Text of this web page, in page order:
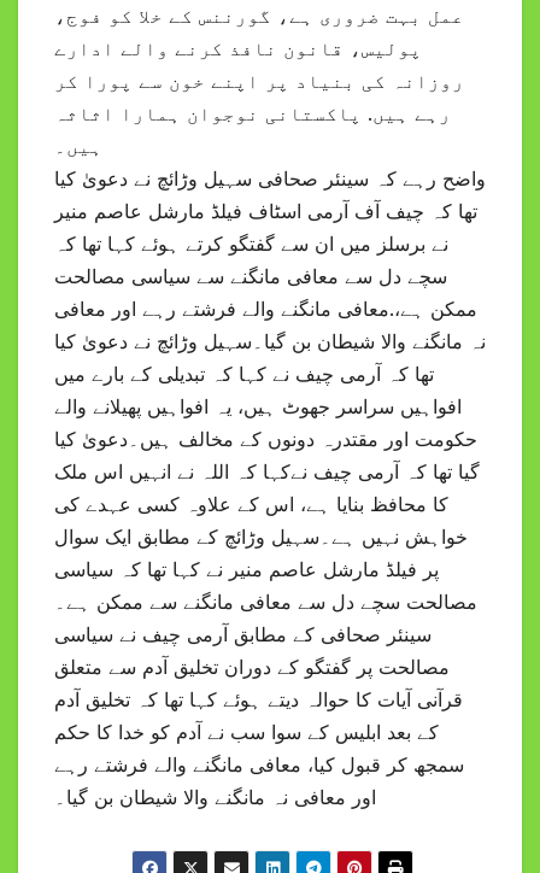
عمل بہت ضروری ہے، گورننس کے خلا کو فوج،
پولیس، قانون نافذ کرنے والے ادارے
روزانہ کی بنیاد پر اپنے خون سے پورا کر
رہے ہیں. پاکستانی نوجوان ہمارا اثاثہ
ہیں۔
واضح رہے کہ سینئر صحافی سہیل وڑائچ نے دعویٰ کیا
تھا کہ چیف آف آرمی اسٹاف فیلڈ مارشل عاصم منیر
نے برسلز میں ان سے گفتگو کرتے ہوئے کہا تھا کہ
سچے دل سے معافی مانگنے سے سیاسی مصالحت
ممکن ہے،.معافی مانگنے والے فرشتے رہے اور معافی
نہ مانگنے والا شیطان بن گیا۔سہیل وڑائچ نے دعویٰ کیا
تھا کہ آرمی چیف نے کہا کہ تبدیلی کے بارے میں
افواہیں سراسر جھوٹ ہیں، یہ افواہیں پھیلانے والے
حکومت اور مقتدرہ دونوں کے مخالف ہیں۔دعویٰ کیا
گیا تھا کہ آرمی چیف نےکہا کہ اللہ نے انہیں اس ملک
کا محافظ بنایا ہے، اس کے علاوہ کسی عہدے کی
خواہش نہیں ہے۔سہیل وڑائچ کے مطابق ایک سوال
پر فیلڈ مارشل عاصم منیر نے کہا تھا کہ سیاسی
مصالحت سچے دل سے معافی مانگنے سے ممکن ہے۔
سینئر صحافی کے مطابق آرمی چیف نے سیاسی
مصالحت پر گفتگو کے دوران تخلیق آدم سے متعلق
قرآنی آیات کا حوالہ دیتے ہوئے کہا تھا کہ تخلیق آدم
کے بعد ابلیس کے سوا سب نے آدم کو خدا کا حکم
سمجھ کر قبول کیا، معافی مانگنے والے فرشتے رہے
اور معافی نہ مانگنے والا شیطان بن گیا۔